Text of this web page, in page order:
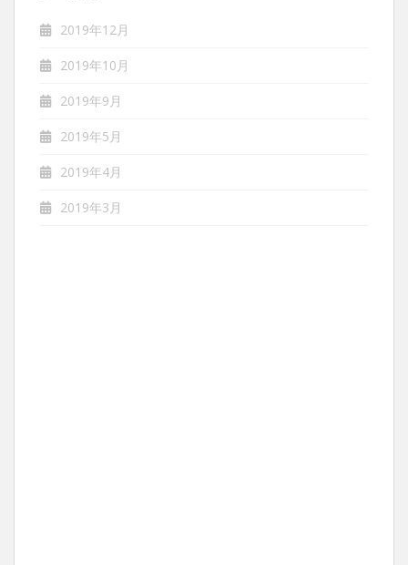
2019年12月
2019年10月
2019年9月
2019年5月
2019年4月
2019年3月